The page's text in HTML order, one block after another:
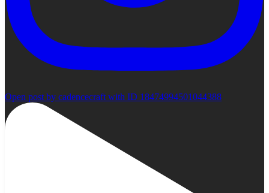
Open post by cadencecraft with ID 18474994501044388